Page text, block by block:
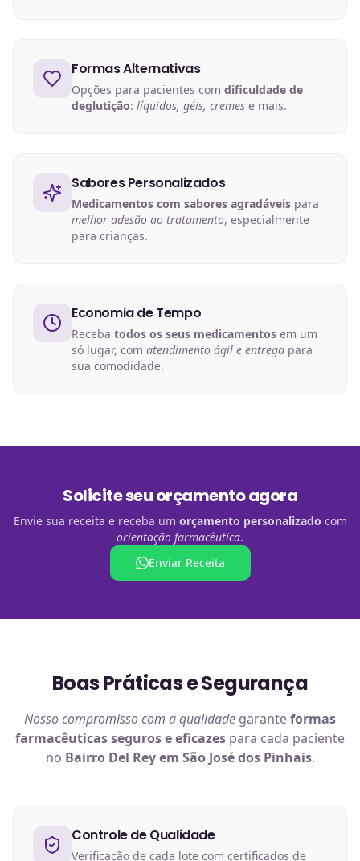
Formas Alternativas
Opções para pacientes com dificuldade de
deglutição: líquidos, géis, cremes e mais.
Sabores Personalizados
Medicamentos com sabores agradáveis para
melhor adesão ao tratamento, especialmente
para crianças.
Economia de Tempo
Receba todos os seus medicamentos em um
só lugar, com atendimento ágil e entrega para
sua comodidade.
Solicite seu orçamento agora
Envie sua receita e receba um orçamento personalizado com
orientação farmacêutica.
Enviar Receita
Boas Práticas e Segurança
Nosso compromisso com a qualidade garanteformas
farmacêuticasseguros e eficazes para cada paciente
no Bairro Del Rey em São José dos Pinhais.
Controle de Qualidade
Verificação de cada lote com certificados de